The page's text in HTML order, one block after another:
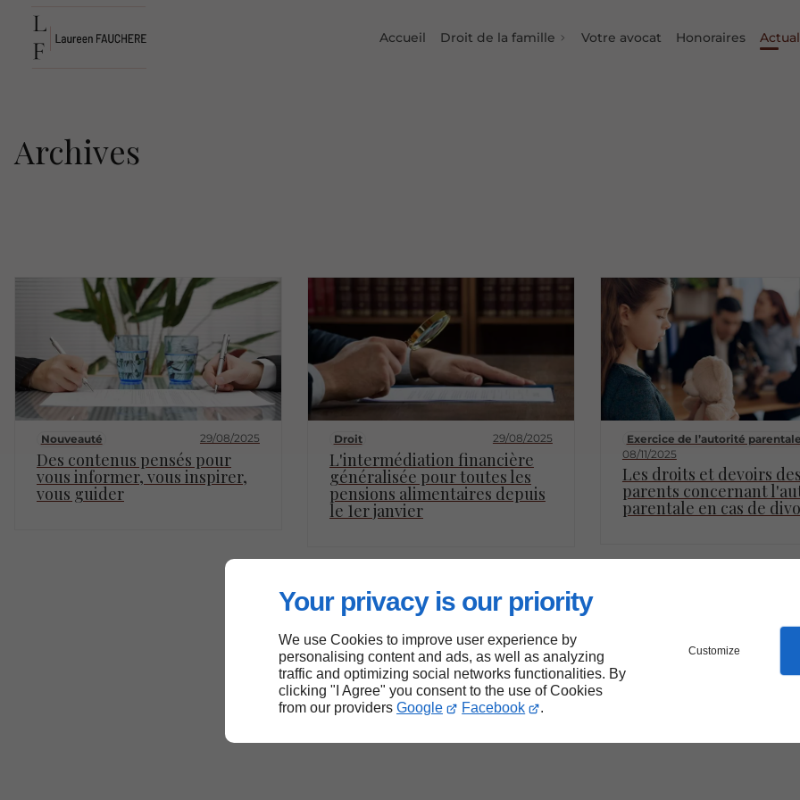
Your privacy is our priority
We use Cookies to improve user experience by
personalising content and ads, as well as analyzing
traffic and optimizing social networks functionalities. By
clicking "I Agree" you consent to the use of Cookies
from our providers Google Facebook .
Customize
Accueil Droit de la famille
Garde des enfants
Visites et hébergement
Votre avocat Honoraires
Archives
Nouveauté 29/08/2025
Des contenus pensés pour
vous informer, vous inspirer,
vous guider
Droit 29/08/2025
L'intermédiation financière
généralisée pour toutes les
pensions alimentaires depuis
le 1er janvier
Exercice de l’autorité
08/11/2025
Les droits et devoirs
parents concernant
parentale en cas de